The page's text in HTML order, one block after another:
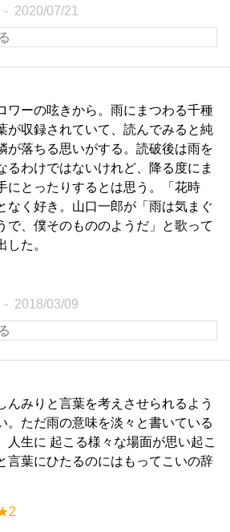
2020/07/21
ワーの呟きから。雨にまつわる千種
が収録されていて、読んでみると純
が落ちる思いがする。読破後は雨を
るわけではないけれど、降る度にま
にとったりするとは思う。「花時
なく好き。山口一郎が「雨は気まぐ
で、僕そのもののようだ」と歌って
した。
2018/03/09
んみりと言葉を考えさせられるよう
。ただ雨の意味を淡々と書いている
人生に 起こる様々な場面が思い起こ
言葉にひたるのにはもってこいの辞